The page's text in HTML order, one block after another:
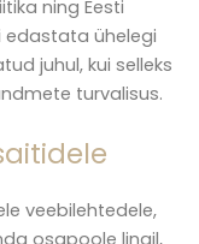
ning Eesti
edastata ühelegi
juhul, kui selleks
turvalisus.
veebilehtedele,
osapoole lingil,